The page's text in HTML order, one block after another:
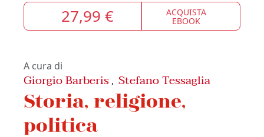
27,99 € ACQUISTA
EBOOK
A cura di
Giorgio Barberis , Stefano Tessaglia
Storia, religione,
politica